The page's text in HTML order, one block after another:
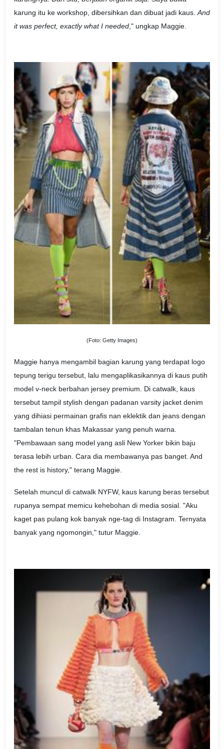
karung itu ke workshop, dibersihkan dan dibuat jadi kaus. And
it was perfect, exactly what I needed ," ungkap Maggie.
(Foto: Getty Images)
Maggie hanya mengambil bagian karung yang terdapat logo
tepung terigu tersebut, lalu mengaplikasikannya di kaus putih
model v-neck berbahan jersey premium. Di catwalk, kaus
tersebut tampil stylish dengan padanan varsity jacket denim
yang dihiasi permainan grafis nan eklektik dan jeans dengan
tambalan tenun khas Makassar yang penuh warna.
"Pembawaan sang model yang asli New Yorker bikin baju
terasa lebih urban. Cara dia membawanya pas banget. And
the rest is history," terang Maggie.
Setelah muncul di catwalk NYFW, kaus karung beras tersebut
rupanya sempat memicu kehebohan di media sosial. "Aku
kaget pas pulang kok banyak nge-tag di Instagram. Ternyata
banyak yang ngomongin," tutur Maggie.